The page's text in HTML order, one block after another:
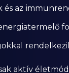
és az
aktív